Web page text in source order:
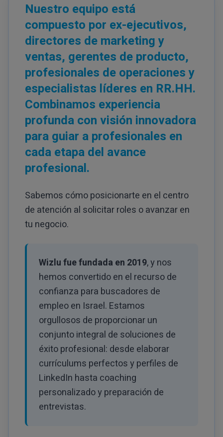
Nuestro equipo está
compuesto por ex-ejecutivos,
directores de marketing y
ventas, gerentes de producto,
profesionales de operaciones y
especialistas líderes en RR.HH.
Combinamos experiencia
profunda con visión innovadora
para guiar a profesionales en
cada etapa del avance
profesional.
Sabemos cómo posicionarte en el centro
de atención al solicitar roles o avanzar en
tu negocio.
Wizlu fue fundada en 2019, y nos
hemos convertido en el recurso de
confianza para buscadores de
empleo en Israel. Estamos
orgullosos de proporcionar un
conjunto integral de soluciones de
éxito profesional: desde elaborar
currículums perfectos y perfiles de
LinkedIn hasta coaching
personalizado y preparación de
entrevistas.